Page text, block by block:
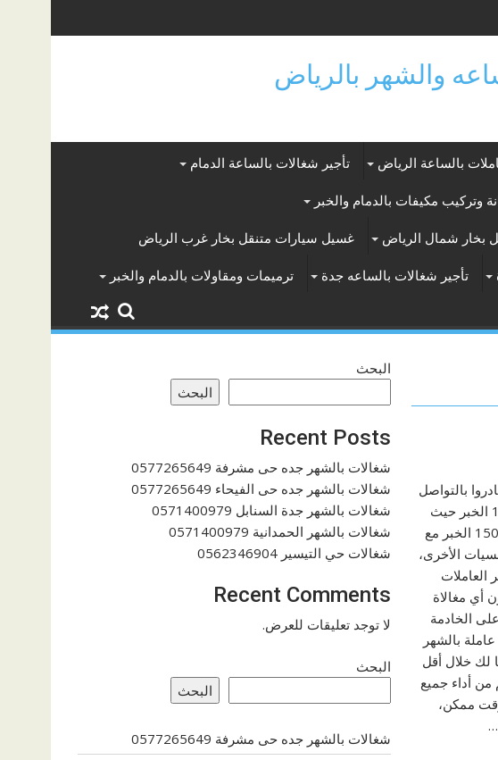
بالساعة الرياض تأجير شغالات بالساعة الدمام
وتركيب مكيفات بالدمام والخبر
بخار شمال الرياض غسيل سيارات متنقل بخار غرب الرياض
تأجير شغالات بالساعه جدة ترميمات ومقاولات بالدمام والخبر
بالتواصل
معنا من خلال شغالات بالشهر 1500 الخبر حيث
يوجد لدينا مكتب شغالات بالشهر 1500 الخبر مع
الأخرى،
أي مغالاة
الخادمة
بالشهر
لك خلال أقل
أداء جميع
ممكن،
البحث
البحث
Recent Posts
شغالات بالشهر جده حى مشرفة 0577265649
شغالات بالشهر جده حى الفيحاء 0577265649
شغالات بالشهر جدة السنابل 0571400979
شغالات بالشهر الحمدانية 0571400979
شغالات حي التيسير 0562346904
Recent Comments
لا توجد تعليقات للعرض.
البحث
البحث
شغالات بالشهر جده حى مشرفة 0577265649